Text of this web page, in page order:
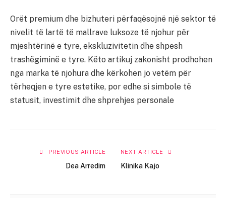
Orët premium dhe bizhuteri përfaqësojnë një sektor të
nivelit të lartë të mallrave luksoze të njohur për
mjeshtërinë e tyre, ekskluzivitetin dhe shpesh
trashëgiminë e tyre. Këto artikuj zakonisht prodhohen
nga marka të njohura dhe kërkohen jo vetëm për
tërheqjen e tyre estetike, por edhe si simbole të
statusit, investimit dhe shprehjes personale
PREVIOUS ARTICLE
Dea Arredim
NEXT ARTICLE
Klinika Kajo